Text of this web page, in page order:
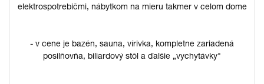
elektrospotrebičmi, nábytkom na mieru takmer v celom dome
- v cene je bazén, sauna, vírivka, kompletne zariadená
posilňovňa, biliardový stôl a ďalšie „vychytávky"